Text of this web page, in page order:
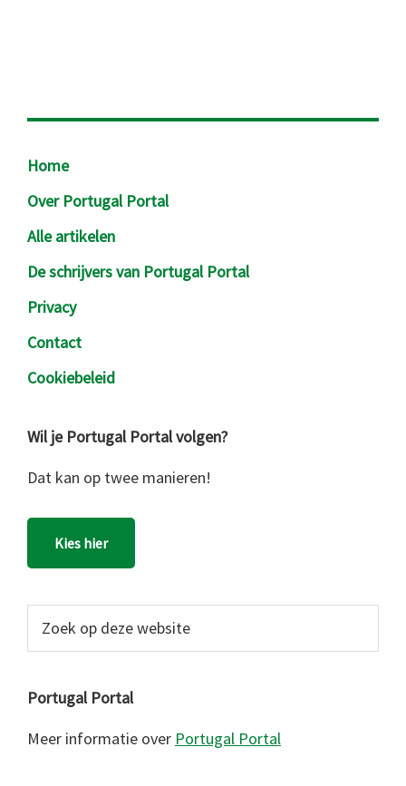
Footer
Home
Over Portugal Portal
Alle artikelen
De schrijvers van Portugal Portal
Privacy
Contact
Cookiebeleid
Wil je Portugal Portal volgen?
Dat kan op twee manieren!
Kies hier
website
Portugal Portal
Meer informatie over Portugal Portal